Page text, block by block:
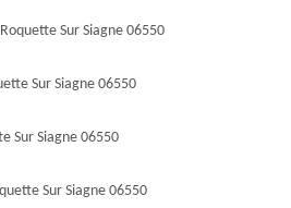
Sur Siagne 06550
Sur Siagne 06550
Sur Siagne 06550
Sur Siagne 06550